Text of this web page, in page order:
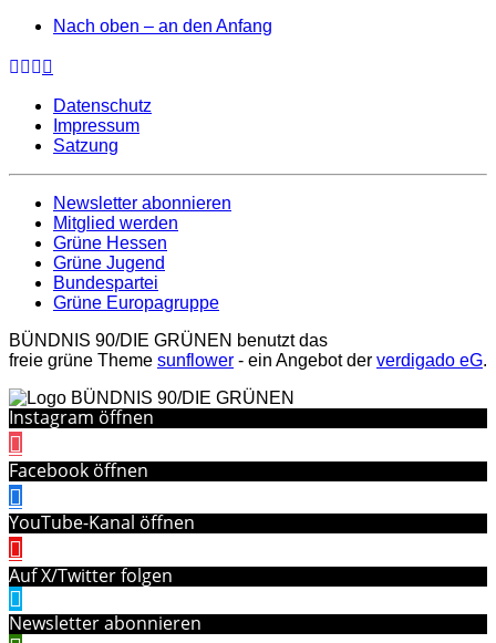
Nach oben – an den Anfang
Datenschutz
Impressum
Satzung
Newsletter abonnieren
Mitglied werden
Grüne Hessen
Grüne Jugend
Bundespartei
Grüne Europagruppe
BÜNDNIS 90/DIE GRÜNEN benutzt das
freie grüne Theme sunflower ‐ ein Angebot der verdigado eG.
Instagram öffnen
Facebook öffnen
YouTube-Kanal öffnen
Auf X/Twitter folgen
Newsletter abonnieren